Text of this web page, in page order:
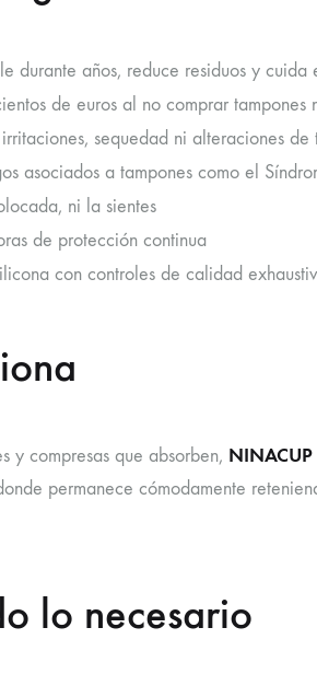
durante años, reduce residuos y cuida
de euros al no comprar tampones
sequedad ni alteraciones de
asociados a tampones como el
ni la sientes
de protección continua
con controles de calidad
y compresas que absorben,
permanece cómodamente
lo necesario